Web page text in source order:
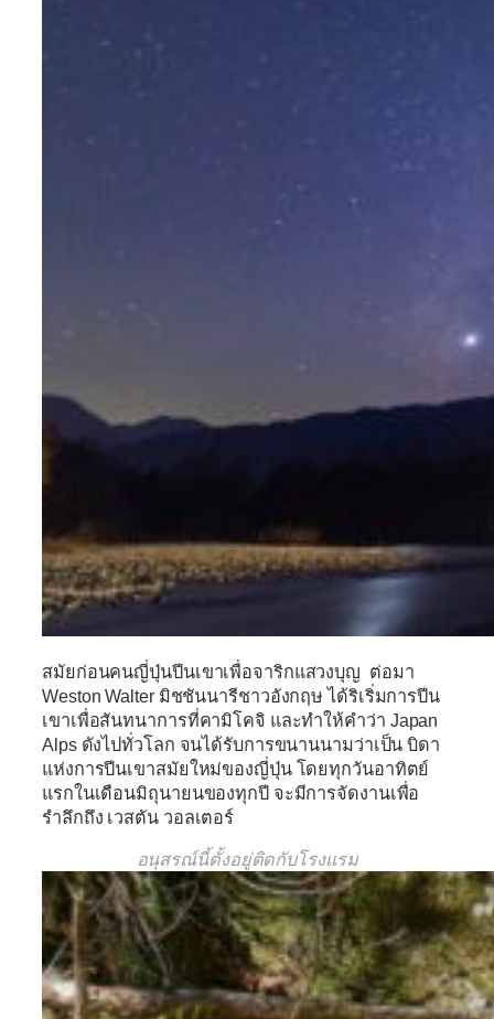
สมัยก่อนคนญี่ปุ่นปีนเขาเพื่อจาริกแสวงบุญ ต่อมา
Weston Walterมิชชันนารีชาวอังกฤษ ได้ริเริ่มการปีน
เขาเพื่อสันทนาการที่คามิโคจิ และทำให้คำว่า Japan
Alps ดังไปทั่วโลก จนได้รับการขนานนามว่าเป็น บิดา
แห่งการปีนเขาสมัยใหม่ของญี่ปุ่น โดยทุกวันอาทิตย์
แรกในเดือนมิถุนายนของทุกปี จะมีการจัดงานเพื่อ
รำลึกถึง เวสตัน วอลเตอร์
อนุสรณ์นี้ตั้งอยู่ติดกับโรงแรม